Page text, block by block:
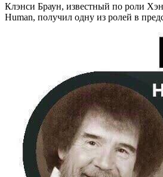
Клэнси Браун, известный по роли
Human, получил одну из ролей в